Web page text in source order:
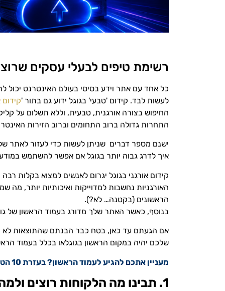
רשימת טיפים לבעלי עסקים
כל אחד עם אתר וידע בסיסי בעולם האינטרנט יכול
לעשות לבד. קידום 'טבעי' בגוגל ידוע גם בתור 'קידום
החיפוש בצורה אורגנית, טבעית, וללא תשלום על
התחרות גדולה ברוב התחומים וברוב הזירות
ישנם מספר דברים שניתן לעשות כדי לעזור לאתר
איך לדרג גבוה יותר בגוגל אם אפשר להשתמש
קידום אורגני בגוגל יגרום לאנשים למצוא בקלות
האורגניות נחשבות למדוייקות ואיכותיות יותר,
הראשונים (בקטנה… לא?).
בנוסף, כאשר האתר שלך מדורג בעמוד הראשון של
אם הגעתם עד כאן, בטח כבר הבנתם שהתוצאות לא
שלכם יהיה במקום הראשון בגוגלאו בכלל בעמוד הראשון, אבל גם אם
מעניין אתכם להגיע לעמוד הראשון? בעזרת 10 הטיפים לקידום אורגני בגוגל תוכלו לעשות את זה בעצמכם, וגם אם לא, תמיד תוכלו לפנות למומחים שיעזרו לכם 😊.
1. תבינו מה הלקוחות רוצים ולמה הם 'עלולים' להגיע אליכם